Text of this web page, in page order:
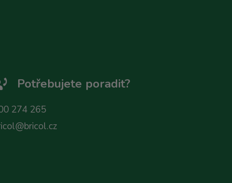
Potřebujete poradit?
274 265